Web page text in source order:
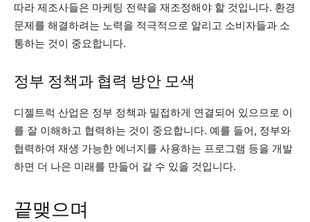
따라 제조사들은 마케팅 전략을 재조정해야 할 것입니다. 환경
문제를 해결하려는 노력을 적극적으로 알리고 소비자들과 소
통하는 것이 중요합니다.
정부 정책과 협력 방안 모색
디젤트럭 산업은 정부 정책과 밀접하게 연결되어 있으므로 이
를 잘 이해하고 협력하는 것이 중요합니다. 예를 들어, 정부와
협력하여 재생 가능한 에너지를 사용하는 프로그램 등을 개발
하면 더 나은 미래를 만들어 갈 수 있을 것입니다.
끝맺으며